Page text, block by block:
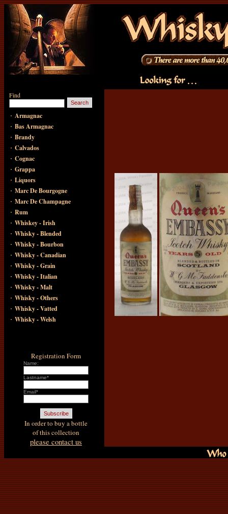
Find
· Armagnac
· Bas Armagnac
· Brandy
· Calvados
· Cognac
· Grappa
· Liquors
· Marc De Bourgogne
· Marc De Champagne
· Rum
· Whiskey - Irish
· Whisky - Blended
· Whisky - Bourbon
· Whisky - Canadian
· Whisky - Grain
· Whisky - Italian
· Whisky - Malt
· Whisky - Others
· Whisky - Vatted
· Whisky - Welsh
Registration Form
Name:
Lastname*
Email*
In order to buy a bottle
of this collection
please contact us